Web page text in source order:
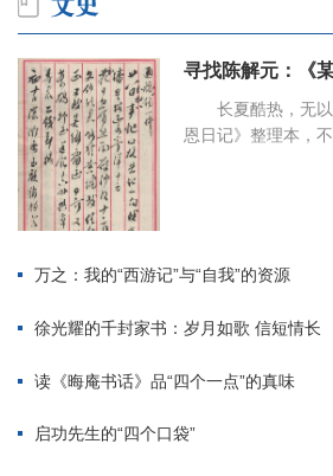
寻找陈解元：《
长夏酷热，无
恩日记》整理本，
万之：我的“西游记”与“自我”的资源
徐光耀的千封家书：岁月如歌 信短情长
读《晦庵书话》品“四个一点”的真味
启功先生的“四个口袋”